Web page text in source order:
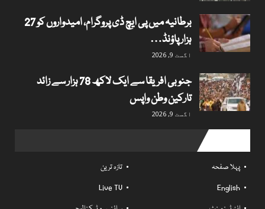
برطانیہ میں پی ایچ ڈی پروگرام، امیدواروں کو 27
ہزار پاؤنڈ…
اگست 9, 2026
جنوبی افریقا سے ایک لاکھ 78 ہزار سے زائد
تارکین وطن واپس
اگست 9, 2026
پہلا صفحہ
تازہ ترین
English
Live TV